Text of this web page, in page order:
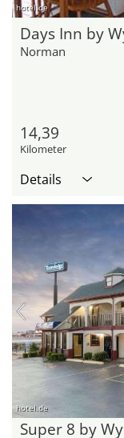
hotel.de
Days Inn by
Norman
14,39
Kilometer
Details
hotel.de
Super 8 by